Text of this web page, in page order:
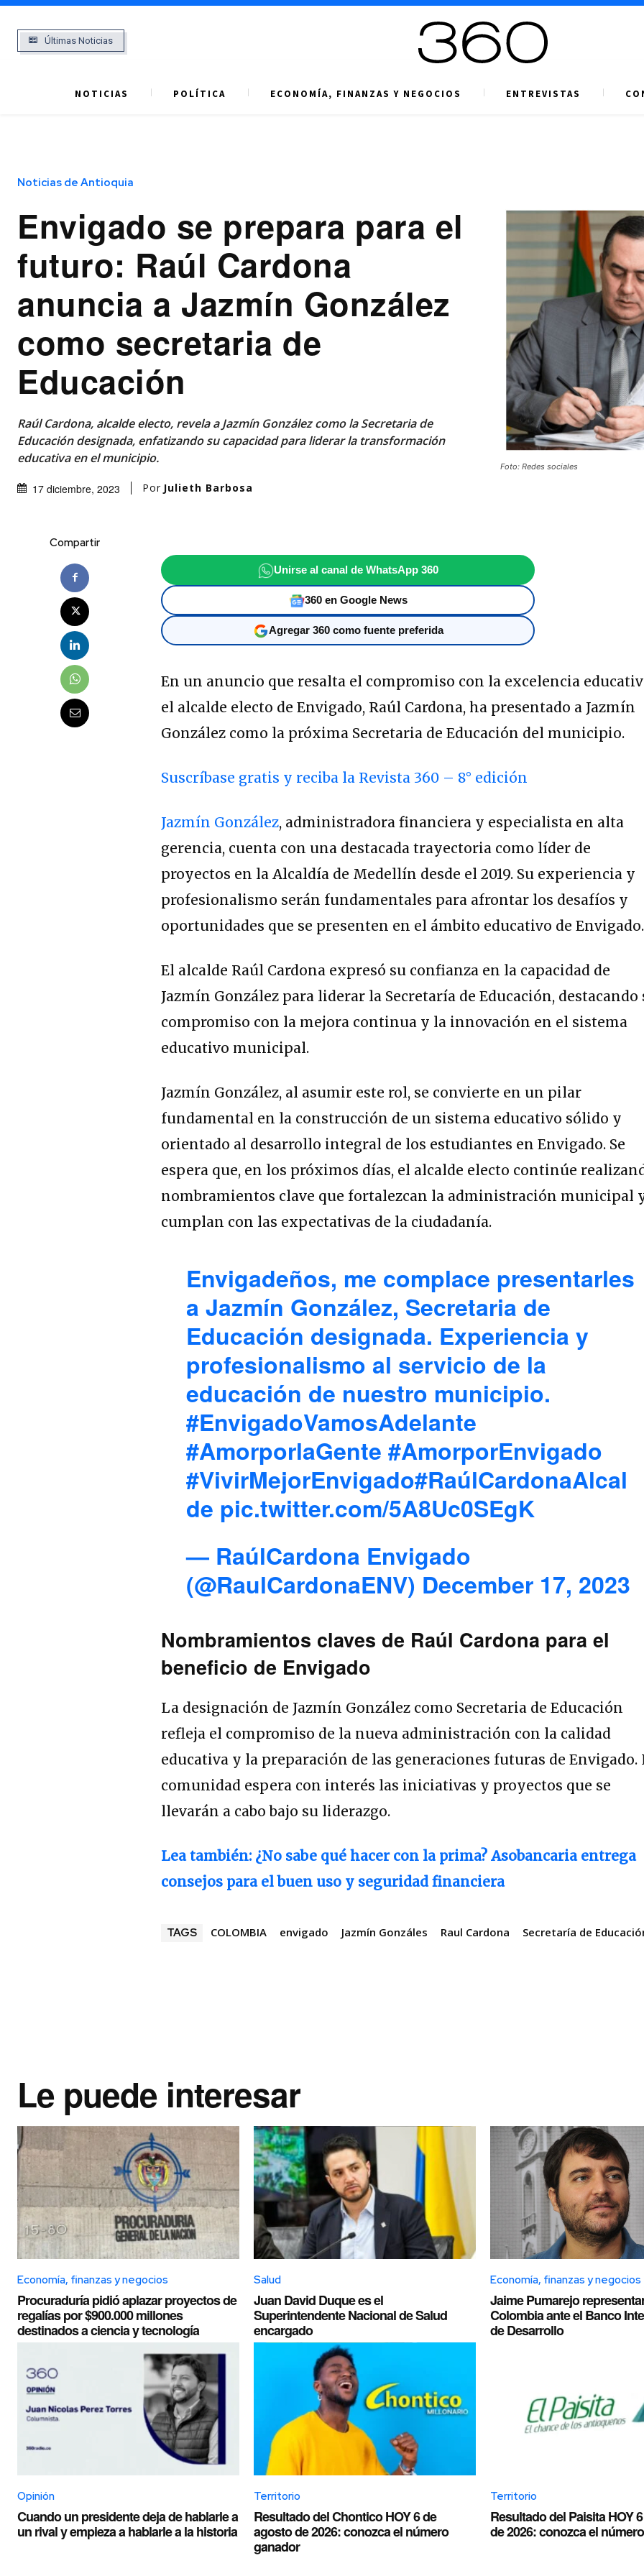
Últimas Noticias
NOTICIAS POLÍTICA ECONOMÍA, FINANZAS Y NEGOCIOS ENTREVISTAS
Noticias de Antioquia
Envigado se prepara para el
futuro: Raúl Cardona
anuncia a Jazmín González
como secretaria de
Educación
Raúl Cardona, alcalde electo, revela a Jazmín González como la Secretaria de
Educación designada, enfatizando su capacidad para liderar la transformación
educativa en el municipio.
17 diciembre, 2023 Por Julieth Barbosa
Foto: Redes sociales
Compartir
Unirse al canal de WhatsApp 360
360 en Google News
Agregar 360 como fuente preferida
En un anuncio que resalta el compromiso con la excelencia
el alcalde electo de Envigado, Raúl Cardona, ha presentado a Jazmín
González como la próxima Secretaria de Educación del municipio.
Suscríbase gratis y reciba la Revista 360 – 8° edición
Jazmín González, administradora financiera y especialista en alta
gerencia, cuenta con una destacada trayectoria como líder de
proyectos en la Alcaldía de Medellín desde el 2019. Su experiencia y
profesionalismo serán fundamentales para afrontar los desafíos y
oportunidades que se presenten en el ámbito educativo de Envigado.
El alcalde Raúl Cardona expresó su confianza en la capacidad de
Jazmín González para liderar la Secretaría de Educación, destacando
compromiso con la mejora continua y la innovación en el sistema
educativo municipal.
Jazmín González, al asumir este rol, se convierte en un pilar
fundamental en la construcción de un sistema educativo sólido y
orientado al desarrollo integral de los estudiantes en Envigado. Se
espera que, en los próximos días, el alcalde electo continúe
nombramientos clave que fortalezcan la administración municipal
cumplan con las expectativas de la ciudadanía.
Envigadeños, me complace presentarles
a Jazmín González, Secretaria de
Educación designada. Experiencia y
profesionalismo al servicio de la
educación de nuestro municipio.
#EnvigadoVamosAdelante
#AmorporlaGente #AmorporEnvigado
#VivirMejorEnvigado#RaúlCardonaAlcal
de pic.twitter.com/5A8Uc0SEgK
— RaúlCardona Envigado
(@RaulCardonaENV) December 17, 2023
Nombramientos claves de Raúl Cardona para el
beneficio de Envigado
La designación de Jazmín González como Secretaria de Educación
refleja el compromiso de la nueva administración con la calidad
educativa y la preparación de las generaciones futuras de Envigado.
comunidad espera con interés las iniciativas y proyectos que se
llevarán a cabo bajo su liderazgo.
Lea también: ¿No sabe qué hacer con la prima? Asobancaria entrega
consejos para el buen uso y seguridad financiera
TAGS COLOMBIA envigado Jazmín Gonzáles Raul Cardona Secretaría de
Le puede interesar
Economía, finanzas y negocios
Procuraduría pidió aplazar proyectos de
regalías por $900.000 millones
destinados a ciencia y tecnología
Salud
Juan David Duque es el
Superintendente Nacional de Salud
encargado
Economía, finanzas y negocios
Jaime Pumarejo
Colombia ante el Banco
de Desarrollo
Opinión
Cuando un presidente deja de hablarle a
un rival y empieza a hablarle a la historia
Territorio
Resultado del Chontico HOY 6 de
agosto de 2026: conozca el número
ganador
Territorio
Resultado del Paisita HOY
de 2026: conozca el